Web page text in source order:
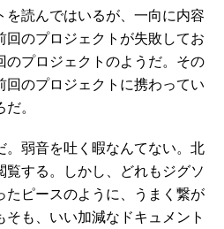
を読んではいるが、一向に内容
回のプロジェクトが失敗してお
のプロジェクトのようだ。その
回のプロジェクトに携わってい
。
弱音を吐く暇なんてない。北
する。しかし、どれもジグソ
たピースのように、うまく繋が
そも、いい加減なドキュメント